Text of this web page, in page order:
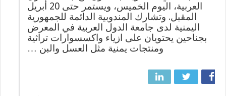
العربية، اليوم الخميس، ويستمر حتى 20 أبريل
المقبل. وتشارك المندوبية الدائمة للجمهورية
اليمنية لدى جامعة الدول العربية في المعرض
بجناحين يحتويان على ازياء واكسسوارات تراثية
ومنتجات يمنية مثل العسل والبن …